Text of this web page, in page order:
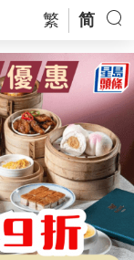
繁 简